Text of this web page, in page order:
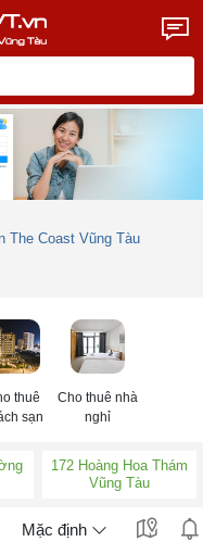
The Coast Vũng Tàu
thuê
sạn
Cho thuê nhà
nghỉ
172 Hoàng Hoa Thám
Vũng Tàu
Mặc định